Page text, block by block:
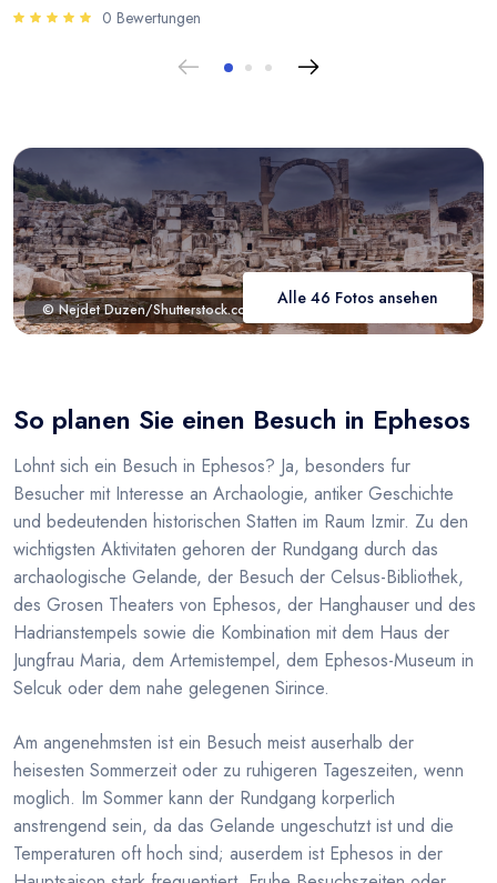
0 Bewertungen
© Nejdet Duzen/Shutterstock.com
Alle 46 Fotos ansehen
So planen Sie einen Besuch in Ephesos
Lohnt sich ein Besuch in Ephesos? Ja, besonders fur
Besucher mit Interesse an Archaologie, antiker Geschichte
und bedeutenden historischen Statten im Raum Izmir. Zu den
wichtigsten Aktivitaten gehoren der Rundgang durch das
archaologische Gelande, der Besuch der Celsus-Bibliothek,
des Grosen Theaters von Ephesos, der Hanghauser und des
Hadrianstempels sowie die Kombination mit dem Haus der
Jungfrau Maria, dem Artemistempel, dem Ephesos-Museum in
Selcuk oder dem nahe gelegenen Sirince.
Am angenehmsten ist ein Besuch meist auserhalb der
heisesten Sommerzeit oder zu ruhigeren Tageszeiten, wenn
moglich. Im Sommer kann der Rundgang korperlich
anstrengend sein, da das Gelande ungeschutzt ist und die
Temperaturen oft hoch sind; auserdem ist Ephesos in der